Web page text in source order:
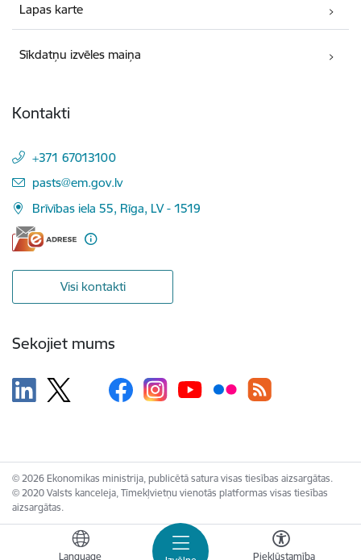
Language Piekļūstamība
Lapas karte
Sīkdatņu izvēles maiņa
Kontakti
+371 67013100
E-pasts:
pasts@em.gov.lv
Brīvības iela 55, Rīga, LV - 1519
Visi kontakti
Sekojiet mums
© 2026 Ekonomikas ministrija, publicētā satura visas tiesības aizsargātas.
© 2020 Valsts kanceleja, Tīmekļvietņu vienotās platformas visas tiesības
aizsargātas.